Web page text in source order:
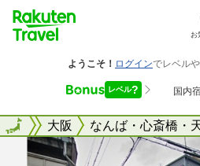
お
阪府 大阪 なんば・心斎橋・
全国